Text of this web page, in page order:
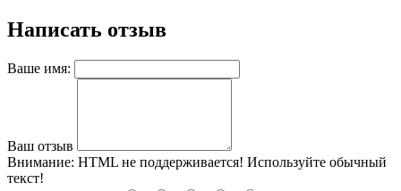
Написать отзыв
Ваше имя:
Ваш отзыв
Внимание: HTML не поддерживается! Используйте обычный
текст!